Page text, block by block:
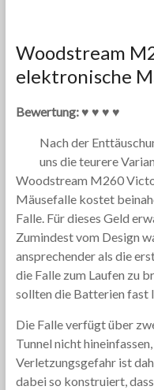
Woodstream
elektronische
Bewertung: ♥ ♥ ♥ ♥
Nach der
uns die teurere
Woodstream M260
Mäusefalle kostet
Falle. Für dieses Geld
Zumindest vom Design
ansprechender als die
die Falle zum Laufen zu
sollten die Batterien fast
Die Falle verfügt über
Tunnel nicht
Verletzungsgefahr ist
dabei so konstruiert,